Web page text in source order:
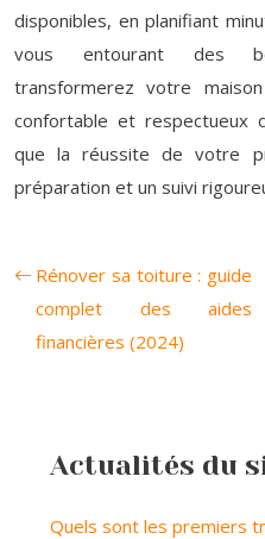
disponibles, en planifiant
vous entourant des
transformerez votre
confortable et respectueux
que la réussite de votre
préparation et un suivi
Rénover sa toiture : guide
complet des aides
financières (2024)
Actualités du
Quels sont les premiers